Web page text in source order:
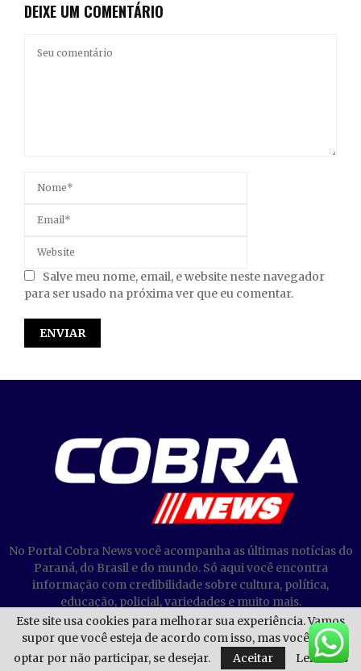
DEIXE UM COMENTÁRIO
Salve meu nome, email, e website neste navegador
para ser usado na próxima ver que eu comentar.
No Portal Cobra News você acompanha as últimas notícias do
Paraná, do Brasil e do mundo. Só aqui você encontra
informação com credibilidade sobre cultura, política,
educação, policial, variedades e muito mais.
@2023 - Cobra News. Todos os direitos reservados.
Este site usa cookies para melhorar sua experiência. Vamos
supor que você esteja de acordo com isso, mas você pode
optar por não participar, se desejar.
Aceitar Leia mais